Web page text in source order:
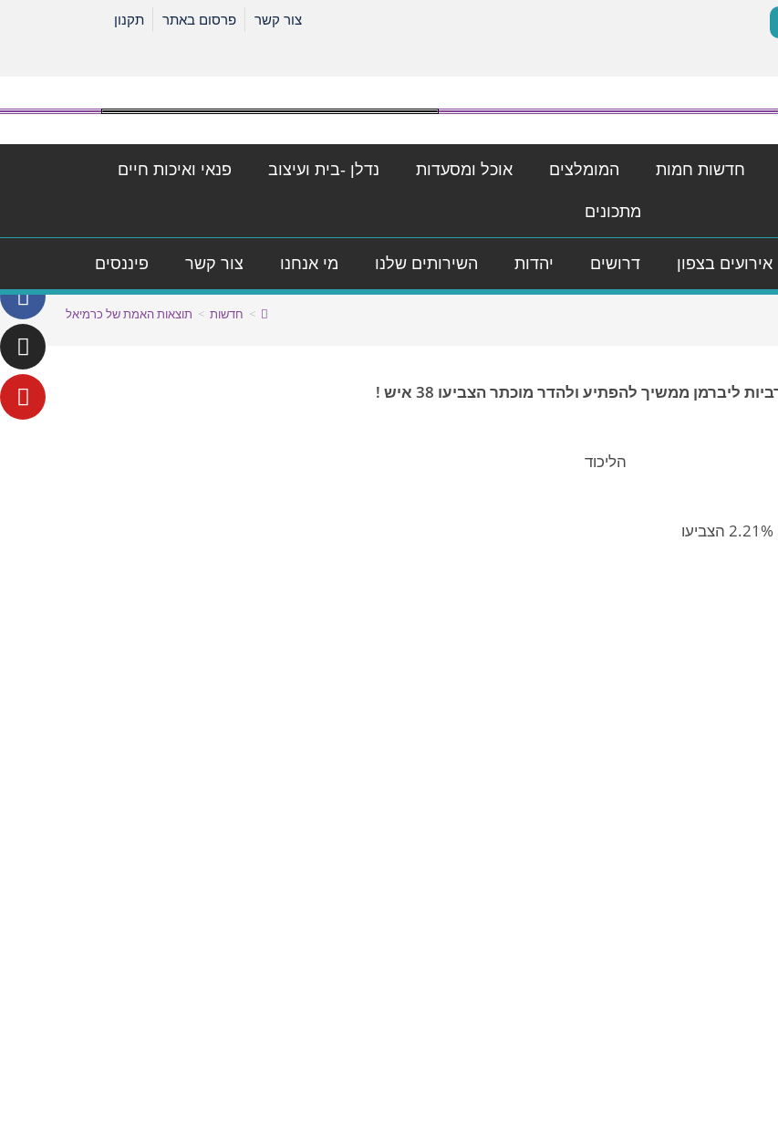
צור קשר פרסום באתר תקנון
חדשות חמות המומלצים אוכל ומסעדות נדלן -בית ועיצוב פנאי ואיכות חיים
מתכונים
אירועים בצפון דרושים יהדות השירותים שלנו מי אנחנו צור קשר פיננסים
> חדשות > תוצאות האמת של כרמיאל
תוצאות האמת של כרמיאל מפורסמות ברגעים אלה ! 2.21% הצביעו